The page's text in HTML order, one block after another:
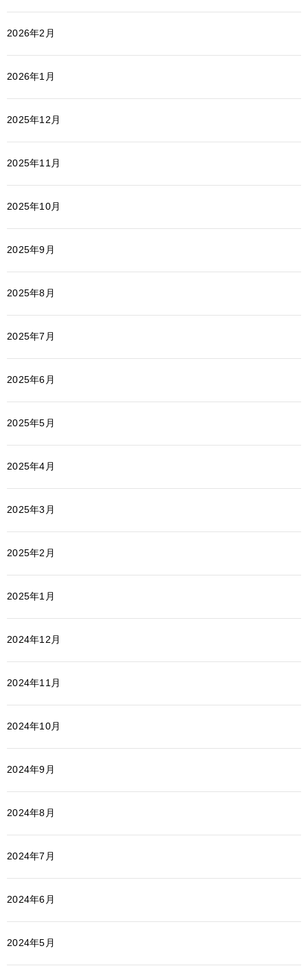
2026年2月
2026年1月
2025年12月
2025年11月
2025年10月
2025年9月
2025年8月
2025年7月
2025年6月
2025年5月
2025年4月
2025年3月
2025年2月
2025年1月
2024年12月
2024年11月
2024年10月
2024年9月
2024年8月
2024年7月
2024年6月
2024年5月